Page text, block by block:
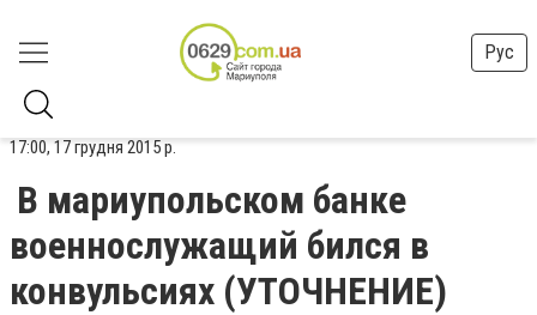
Рус
17:00, 17 грудня 2015 р.
В мариупольском банке
военнослужащий бился в
конвульсиях (УТОЧНЕНИЕ)